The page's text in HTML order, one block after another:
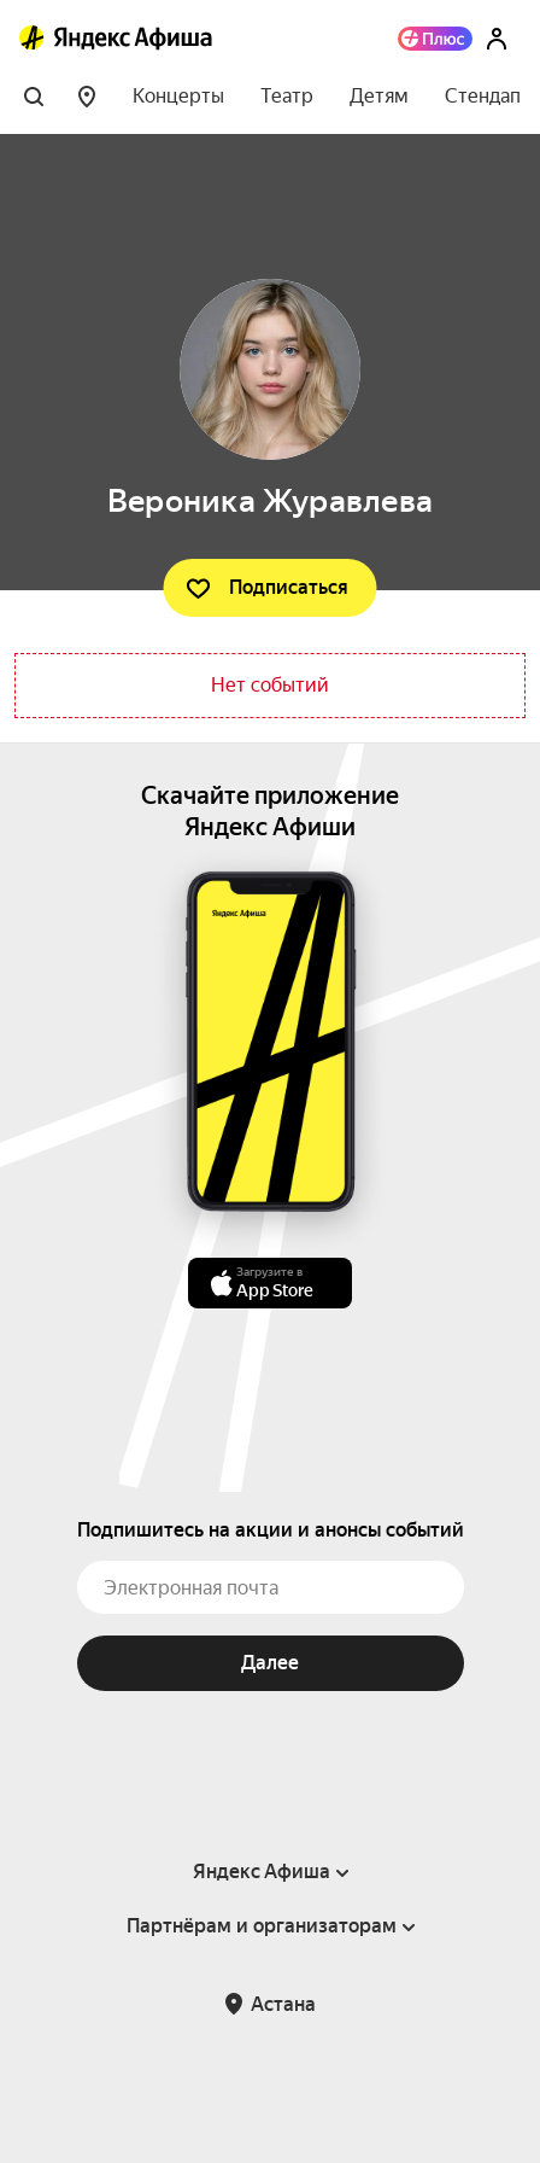
Концерты Театр Детям Стендап
Вероника Журавлева
Подписаться
Нет событий
Скачайте приложение
Яндекс Афиши
Загрузите в
App Store
Подпишитесь на акции и анонсы событий
Далее
Яндекс Афиша
Справка
Возврат билетов
Партнёрам и организаторам
Астана